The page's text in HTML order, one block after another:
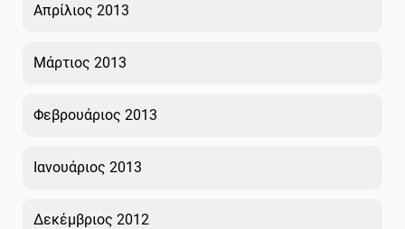
Απρίλιος 2013
Μάρτιος 2013
Φεβρουάριος 2013
Ιανουάριος 2013
Δεκέμβριος 2012